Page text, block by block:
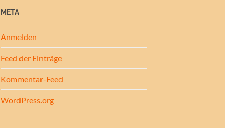
META
Anmelden
Feed der Einträge
Kommentar-Feed
WordPress.org